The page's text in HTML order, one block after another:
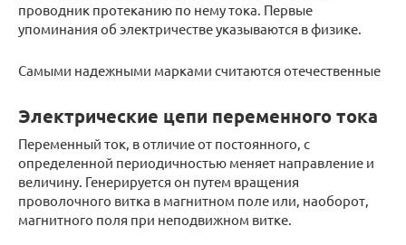
проводник протеканию по нему тока. Первые
упоминания об электричестве указываются в физике.
Самыми надежными марками считаются отечественные
Электрические цепи переменного тока
Переменный ток, в отличие от постоянного, с
определенной периодичностью меняет направление и
величину. Генерируется он путем вращения
проволочного витка в магнитном поле или, наоборот,
магнитного поля при неподвижном витке.